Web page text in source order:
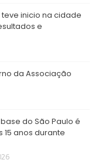
teve inicio na cidade
e
da Associação
do São Paulo é
anos durante